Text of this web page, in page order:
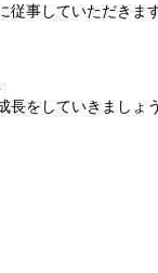
事していただきます
をしていきましょう